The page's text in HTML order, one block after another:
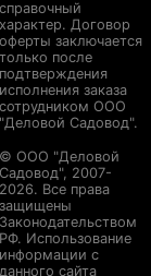
справочный
характер. Договор
оферты заключается
только после
подтверждения
исполнения заказа
сотрудником ООО
"Деловой Садовод".
© ООО "Деловой
Садовод", 2007-
2026. Все права
защищены
Законодательством
РФ. Использование
информации с
данного сайта